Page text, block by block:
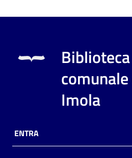
fare
Scopri
online
Biblioteca
Imola
ENTRA